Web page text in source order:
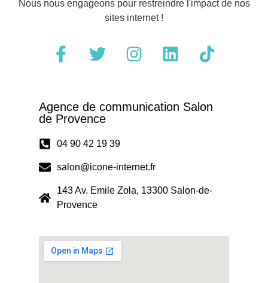
Nous nous engageons pour restreindre l'impact de nos
sites internet !
Agence de communication Salon
de Provence
04 90 42 19 39
salon@icone-internet.fr
143 Av. Emile Zola, 13300 Salon-de-
Provence